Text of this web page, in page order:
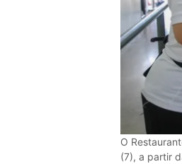
O
(7), a partir